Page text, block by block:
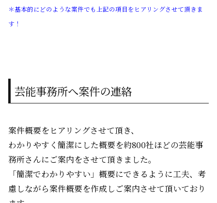
＊基本的にどのような案件でも上記の項目をヒアリングさせて頂きま
す！
芸能事務所へ案件の連絡
案件概要をヒアリングさせて頂き、
わかりやすく簡潔にした概要を約800社ほどの芸能事
務所さんにご案内をさせて頂きました。
「簡潔でわかりやすい」概要にできるように工夫、考
慮しながら案件概要を作成しご案内させて頂いており